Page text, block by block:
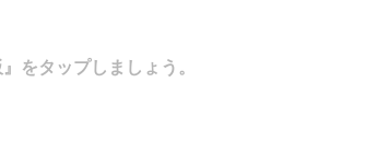
をタップしましょう。